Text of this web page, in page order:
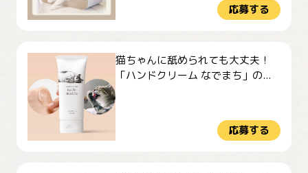
応募する
猫ちゃんに舐められても大丈夫！
「ハンドクリーム なでまち」の...
応募する